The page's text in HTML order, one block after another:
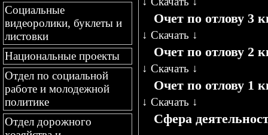
Социальные
видеоролики, буклеты и
листовки
Национальные проекты
Отдел по социальной
работе и молодежной
политике
Отдел дорожного
Очет по отлову 3
↓ Скачать ↓
Очет по отлову 2
↓ Скачать ↓
Очет по отлову 1
↓ Скачать ↓
Сфера